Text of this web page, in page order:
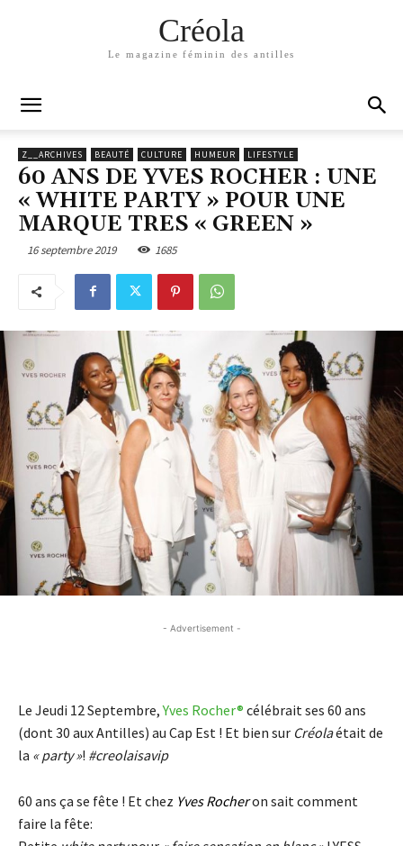
Créola
Le magazine féminin des antilles
Z__ARCHIVES BEAUTÉ CULTURE HUMEUR LIFESTYLE
60 ANS DE YVES ROCHER : UNE
« WHITE PARTY » POUR UNE
MARQUE TRES « GREEN »
16 septembre 2019 1685
- Advertisement -
Le Jeudi 12 Septembre,Yves Rocher® célébrait ses 60 ans
(dont 30 aux Antilles) au Cap Est ! Et bien sur Créolaétait de
la « party »! #creolaisavip
60 ans ça se fête ! Et chez Yves Rocheron sait comment
faire la fête: